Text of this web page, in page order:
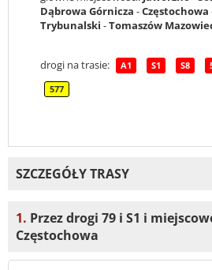
Dąbrowa Górnicza -Częstochowa
Trybunalski -Tomaszów
drogi na trasie: A1 S1 S8
577
SZCZEGÓŁY TRASY
1. Przez drogi 79 i S1 i
Częstochowa